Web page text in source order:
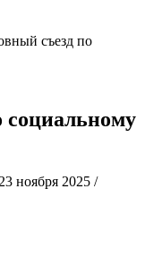
съезд по
ноября 2025 /